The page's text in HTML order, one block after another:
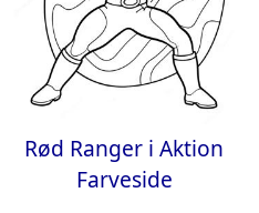
Rød Ranger i Aktion
Farveside